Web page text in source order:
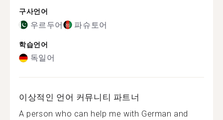
구사언어
우르두어 파슈토어
학습언어
독일어
이상적인 언어 커뮤니티 파트너
A person who can help me with German and